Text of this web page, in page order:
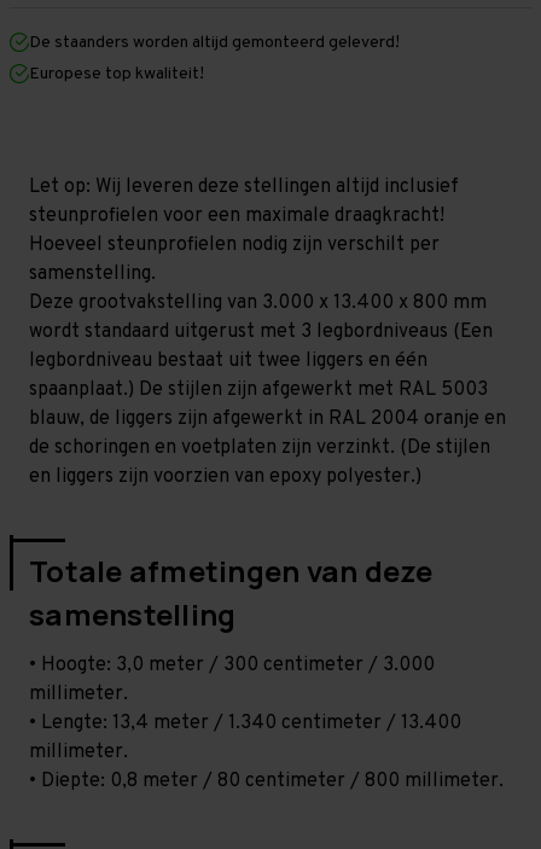
mm
x
800
niveaus
mm
800
niveaus
De staanders worden altijd gemonteerd geleverd!
Europese top kwaliteit!
Let op: Wij leveren deze stellingen altijd inclusief
steunprofielen voor een maximale draagkracht!
Hoeveel steunprofielen nodig zijn verschilt per
samenstelling.
Deze grootvakstelling van 3.000 x 13.400 x 800 mm
wordt standaard uitgerust met 3 legbordniveaus (Een
legbordniveau bestaat uit twee liggers en één
spaanplaat.) De stijlen zijn afgewerkt met RAL 5003
blauw, de liggers zijn afgewerkt in RAL 2004 oranje en
de schoringen en voetplaten zijn verzinkt. (De stijlen
en liggers zijn voorzien van epoxy polyester.)
Totale afmetingen van deze
samenstelling
• Hoogte: 3,0 meter / 300 centimeter / 3.000
millimeter.
• Lengte: 13,4 meter / 1.340 centimeter / 13.400
millimeter.
• Diepte: 0,8 meter / 80 centimeter / 800 millimeter.